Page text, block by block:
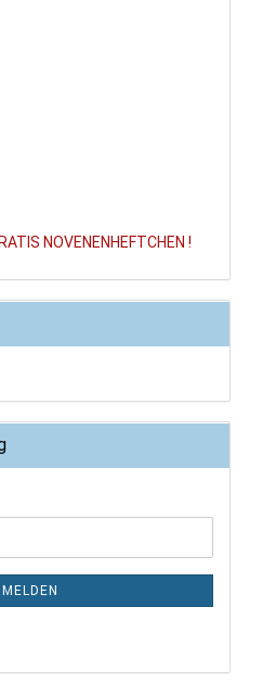
NOVENENHEFTCHEN !